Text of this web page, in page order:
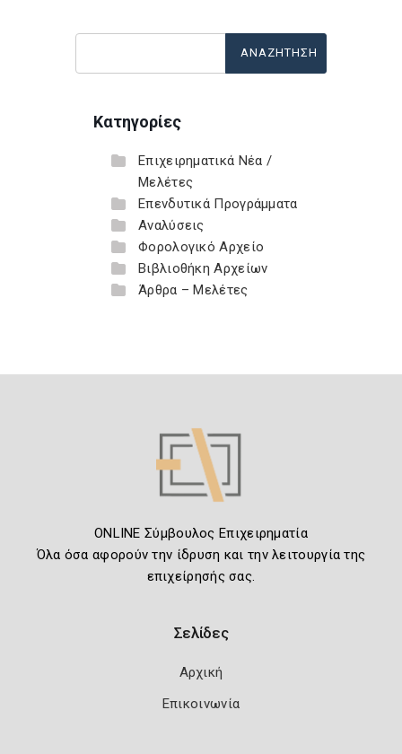
Κατηγορίες
Επιχειρηματικά Νέα /
Μελέτες
Επενδυτικά Προγράμματα
Αναλύσεις
Φορολογικό Αρχείο
Βιβλιοθήκη Αρχείων
Άρθρα – Μελέτες
ONLINE Σύμβουλος Επιχειρηματία
Όλα όσα αφορούν την ίδρυση και την λειτουργία της
επιχείρησής σας.
Σελίδες
Αρχική
Επικοινωνία